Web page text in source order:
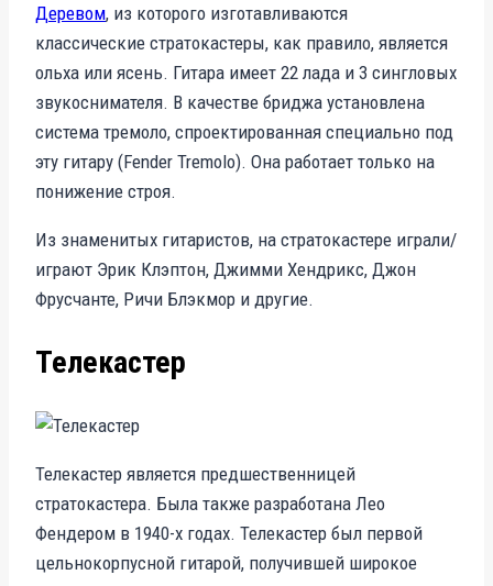
Деревом, из которого изготавливаются
классические стратокастеры, как правило, является
ольха или ясень. Гитара имеет 22 лада и 3 сингловых
звукоснимателя. В качестве бриджа установлена
система тремоло, спроектированная специально под
эту гитару (Fender Tremolo). Она работает только на
понижение строя.
Из знаменитых гитаристов, на стратокастере играли/
играют Эрик Клэптон, Джимми Хендрикс, Джон
Фрусчанте, Ричи Блэкмор и другие.
Телекастер
Телекастер является предшественницей
стратокастера. Была также разработана Лео
Фендером в 1940-х годах. Телекастер был первой
цельнокорпусной гитарой, получившей широкое